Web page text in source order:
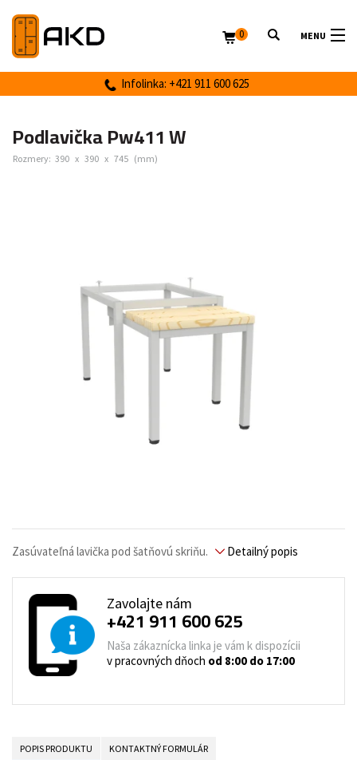
MENU
Infolinka: +421 911 600 625
0
Podlavička Pw411 W
Rozmery: 390 x 390 x 745 (mm)
Zasúvateľná lavička pod šatňovú skriňu. Detailný popis
Zavolajte nám
+421 911 600 625
Naša zákaznícka linka je vám k dispozícii
v pracovných dňoch od 8:00 do 17:00
POPIS PRODUKTU KONTAKTNÝ FORMULÁR